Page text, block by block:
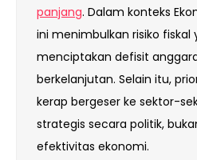
panjang. Dalam konteks
ini menimbulkan risiko fiskal
menciptakan defisit
berkelanjutan. Selain itu,
kerap bergeser ke sektor-
strategis secara politik,
efektivitas ekonomi.